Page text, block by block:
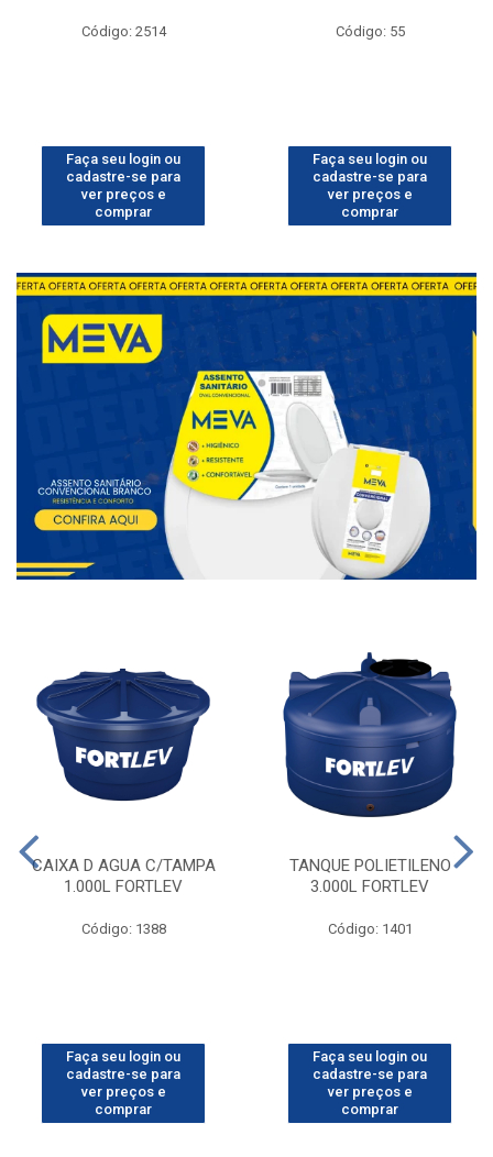
Código: 2514
Faça seu login ou
cadastre-se para
ver preços e
comprar
Código: 55
Faça seu login ou
cadastre-se para
ver preços e
comprar
CAIXA D AGUA C/TAMPA
1.000L FORTLEV
Código: 1388
Faça seu login ou
cadastre-se para
ver preços e
comprar
TANQUE POLIETILENO
3.000L FORTLEV
Código: 1401
Faça seu login ou
cadastre-se para
ver preços e
comprar